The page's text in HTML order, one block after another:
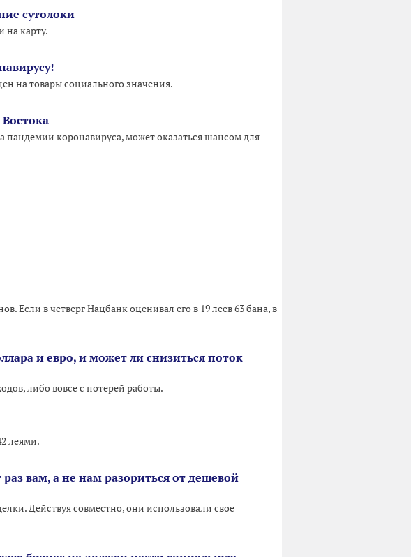
сутолоки
на карту.
на товары социального значения.
коронавируса, может оказаться шансом для
Если в четверг Нацбанк оценивал его в 19 леев 63 бана, в
и евро, и может ли снизиться поток
либо вовсе с потерей работы.
леями.
вам, а не нам разориться от дешевой
Действуя совместно, они использовали свое